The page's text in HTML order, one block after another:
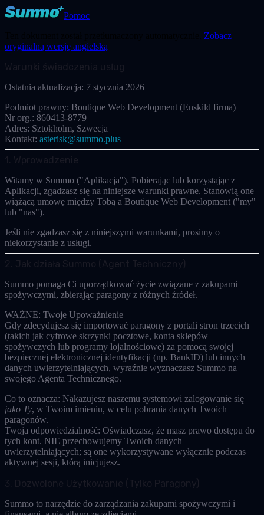
Pomoc
Zobacz
oryginalną wersję angielską
Warunki świadczenia usług
Ostatnia aktualizacja: 7 stycznia 2026
Podmiot prawny: Boutique Web Development (Enskild firma)
Nr org.: 860413-8779
Adres: Sztokholm, Szwecja
Kontakt: asterisk@summo.plus
1. Wprowadzenie
Witamy w Summo ("Aplikacja"). Pobierając lub korzystając z
Aplikacji, zgadzasz się na niniejsze warunki prawne. Stanowią one
wiążącą umowę między Tobą a Boutique Web Development ("my"
lub "nas").
Jeśli nie zgadzasz się z niniejszymi warunkami, prosimy o
niekorzystanie z usługi.
2. Jak działa Summo (Agent Techniczny)
Summo pomaga Ci uporządkować życie związane z zakupami
spożywczymi, zbierając paragony z różnych źródeł.
WAŻNE: Twoje Upoważnienie
Gdy zdecydujesz się importować paragony z portali stron trzecich
(takich jak cyfrowe skrzynki pocztowe, konta sklepów
spożywczych lub programy lojalnościowe) za pomocą swojej
bezpiecznej elektronicznej identyfikacji (np. BankID) lub innych
danych uwierzytelniających, wyraźnie wyznaczasz Summo na
swojego Agenta Technicznego.
Co to oznacza: Nakazujesz naszemu systemowi zalogowanie się
jako Ty, w Twoim imieniu, w celu pobrania danych Twoich
paragonów.
Twoja odpowiedzialność: Oświadczasz, że masz prawo dostępu do
tych kont. NIE przechowujemy Twoich danych
uwierzytelniających; są one wykorzystywane wyłącznie podczas
aktywnej sesji, którą inicjujesz.
3. Dozwolone Użytkowanie (Tylko Paragony)
Summo to narzędzie do zarządzania zakupami spożywczymi i